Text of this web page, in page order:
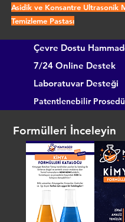
Asidik ve Konsantre Ultrasonik
Temizleme Pastası
Çevre Dostu
7/24 Online Destek
Laboratuvar Desteği
Patentlenebilir
Formülleri İnceleyin